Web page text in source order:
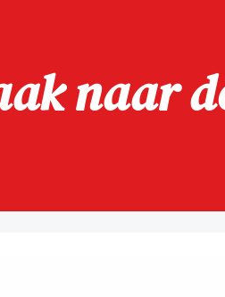
naar